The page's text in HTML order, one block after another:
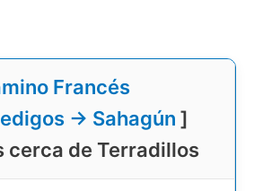
Francés
→ Sahagún ]
cerca de Terradillos